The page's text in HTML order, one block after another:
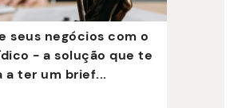
seus negócios com o
- a solução que te
a ter um brief...